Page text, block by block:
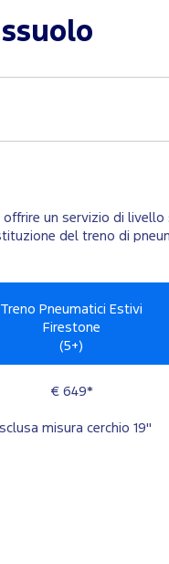
un servizio di livello
del treno di
Treno Pneumatici Estivi
Firestone
(5+)
€ 649*
misura cerchio 19"